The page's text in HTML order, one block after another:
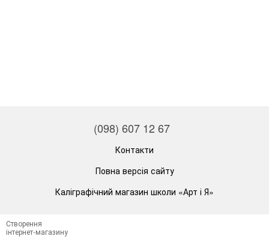
(098) 607 12 67
Контакти
Повна версія сайту
Каліграфічний магазин школи «Арт і Я»
Створення
інтернет-магазину